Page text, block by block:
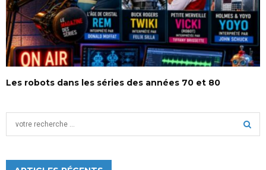
Les robots dans les séries des années 70 et 80